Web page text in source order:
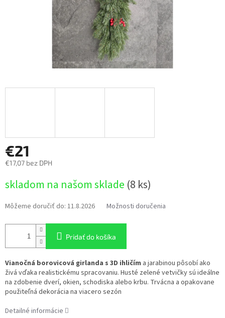
€21
€17,07 bez DPH
cena:
skladom na našom sklade (8 ks)
Môžeme doručiť do: 11.8.2026 Možnosti doručenia
Pridať do košíka
Vianočná borovicová girlanda s 3D ihličím a jarabinou pôsobí ako
živá vďaka realistickému spracovaniu. Husté zelené vetvičky sú ideálne
na zdobenie dverí, okien, schodiska alebo krbu. Trvácna a opakovane
použiteľná dekorácia na viacero sezón
Detailné informácie